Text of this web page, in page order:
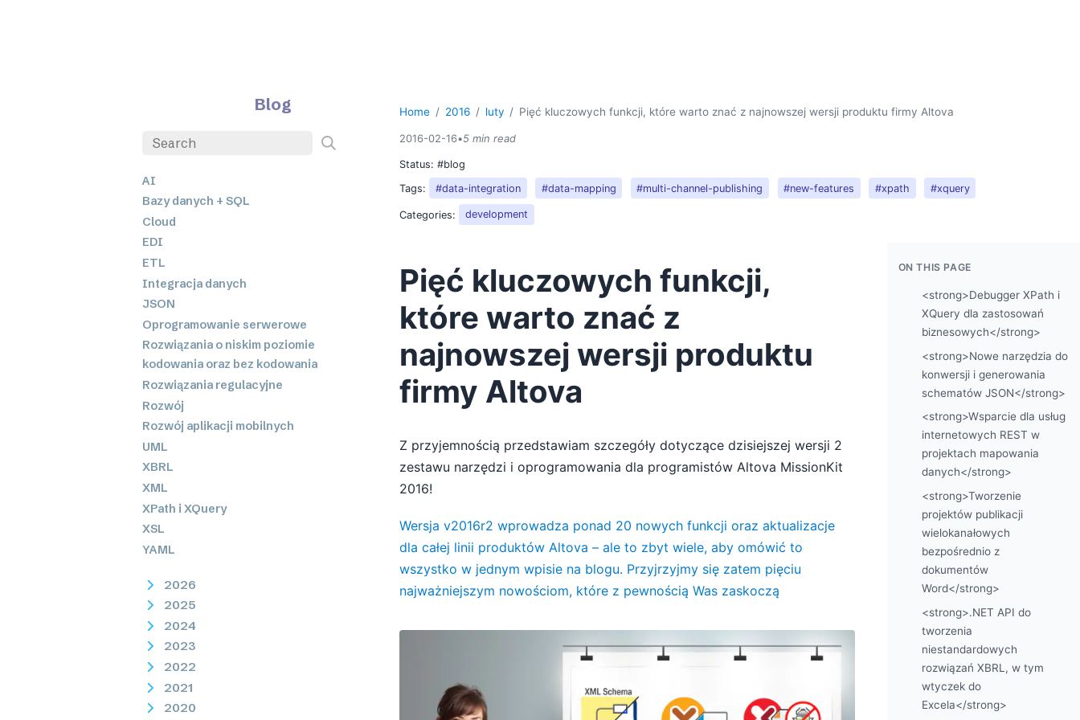
Blog
AI
Bazy danych + SQL
Cloud
EDI
ETL
Integracja danych
JSON
Oprogramowanie serwerowe
Rozwiązania o niskim poziomie
kodowania oraz bez kodowania
Rozwiązania regulacyjne
Rozwój
Rozwój aplikacji mobilnych
UML
XBRL
XML
XPath i XQuery
XSL
YAML
2026
2025
2024
2023
2022
2021
2020
Home 2016 luty Pięć kluczowych funkcji, które warto znać z najnowszej wersji produktu firmy Altova
2016-02-16•5 min read
Status:#blog
Tags:
#data-integration #data-mapping #multi-channel-publishing #new-features #xpath #xquery
Categories: development
Pięć kluczowych funkcji,
które warto znać z
najnowszej wersji produktu
firmy Altova
Z przyjemnością przedstawiam szczegóły dotyczące dzisiejszej wersji 2
zestawu narzędzi i oprogramowania dla programistów Altova MissionKit
2016!
Wersja v2016r2 wprowadza ponad 20 nowych funkcji oraz aktualizacje
dla całej linii produktów Altova – ale to zbyt wiele, aby omówić to
wszystko w jednym wpisie na blogu. Przyjrzyjmy się zatem pięciu
najważniejszym nowościom, które z pewnością Was zaskoczą
ON THIS PAGE
<strong>Debugger XPath i
XQuery dla zastosowań
biznesowych</strong>
<strong>Nowe narzędzia do
konwersji i generowania
schematów JSON</strong>
<strong>Wsparcie dla usług
internetowych REST w
projektach mapowania
danych</strong>
<strong>Tworzenie
projektów publikacji
wielokanałowych
bezpośrednio z
dokumentów
Word</strong>
<strong>.NET API do
tworzenia
niestandardowych
rozwiązań XBRL, w tym
wtyczek do
Excela</strong>